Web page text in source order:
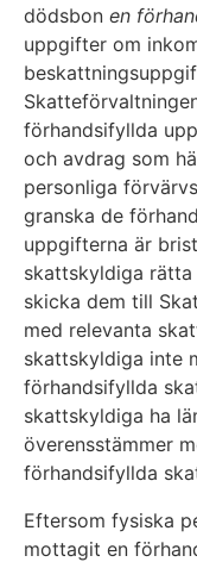
dödsbon en
uppgifter om
förhandsifyllda
och avdrag som
personliga
granska de
uppgifterna är
skattskyldiga
skicka dem till
med relevanta
skattskyldiga inte
förhandsifyllda
skattskyldiga ha
överensstämmer
förhandsifyllda
Eftersom fysiska
mottagit en